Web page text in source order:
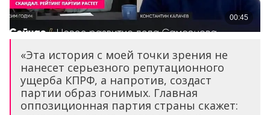
«Эта история с моей точки зрения не
нанесет серьезного репутационного
ущерба КПРФ, а напротив, создаст
партии образ гонимых. Главная
оппозиционная партия страны скажет: